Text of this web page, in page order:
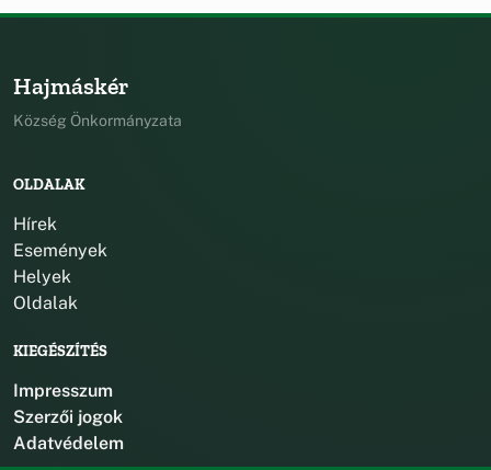
Hajmáskér
Község Önkormányzata
OLDALAK
Hírek
Események
Helyek
Oldalak
KIEGÉSZÍTÉS
Impresszum
Szerzői jogok
Adatvédelem